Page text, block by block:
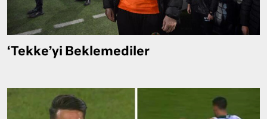
‘Tekke’yi Beklemediler